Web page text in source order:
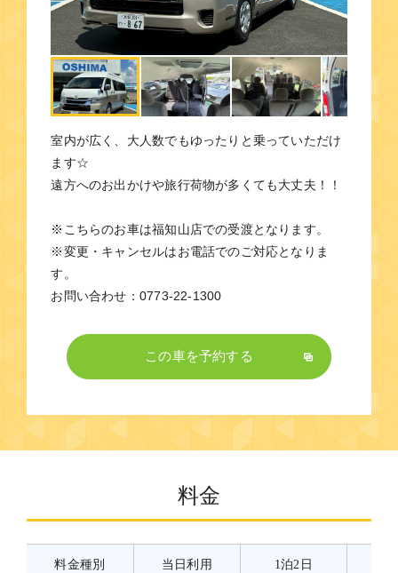
室内が広く、大人数でもゆったりと乗っていただけ
ます☆
遠方へのお出かけや旅行荷物が多くても大丈夫！！
※こちらのお車は福知山店での受渡となります。
※変更・キャンセルはお電話でのご対応となりま
す。
お問い合わせ：0773-22-1300
この車を予約する
料金
料金種別 当日利用 1泊2日